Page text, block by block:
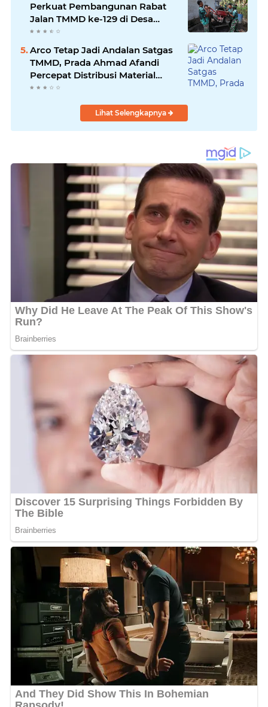
Perkuat Pembangunan Rabat
Jalan TMMD ke-129 di Desa
Ledoktempuro
Arco Tetap Jadi Andalan Satgas
TMMD, Prada Ahmad Afandi
Percepat Distribusi Material
Pengecoran
Lihat Selengkapnya